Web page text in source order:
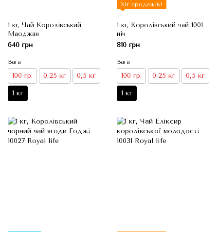
1 кг, Чай Королівський
Маоджан
640 грн
Вага
100 гр. 0,25 кг 0,5 кг
1 кг
Хіт продажів!
1 кг, Королівський чай 1001
ніч
810 грн
Вага
100 гр. 0,25 кг 0,5 кг
1 кг